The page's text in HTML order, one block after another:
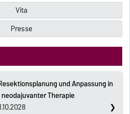
Vita
Presse
und Anpassung in
Therapie